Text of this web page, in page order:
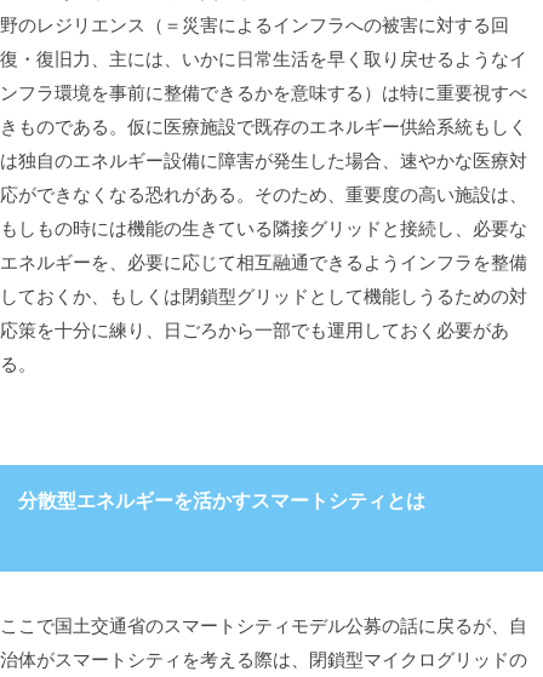
野のレジリエンス（＝災害によるインフラへの被害に対する回
復・復旧力、主には、いかに日常生活を早く取り戻せるようなイ
ンフラ環境を事前に整備できるかを意味する）は特に重要視すべ
きものである。仮に医療施設で既存のエネルギー供給系統もしく
は独自のエネルギー設備に障害が発生した場合、速やかな医療対
応ができなくなる恐れがある。そのため、重要度の高い施設は、
もしもの時には機能の生きている隣接グリッドと接続し、必要な
エネルギーを、必要に応じて相互融通できるようインフラを整備
しておくか、もしくは閉鎖型グリッドとして機能しうるための対
応策を十分に練り、日ごろから一部でも運用しておく必要があ
る。
分散型エネルギーを活かすスマートシティとは
ここで国土交通省のスマートシティモデル公募の話に戻るが、自
治体がスマートシティを考える際は、閉鎖型マイクログリッドの